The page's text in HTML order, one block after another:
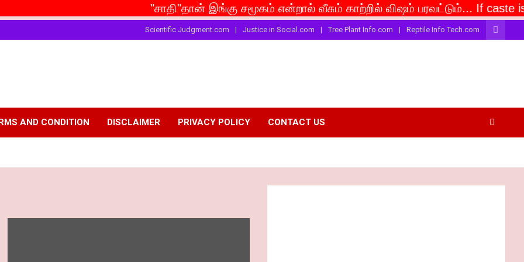
"சாதி"தான் இங்கு சமூகம் என்றால் வீசும் காற்றில் விஷம் பரவட்டும்... If caste is
Scientific Judgment.com Justice in Social.com Tree Plant Info.com Reptile Info Tech.com
AND CONDITION DISCLAIMER PRIVACY POLICY CONTACT US